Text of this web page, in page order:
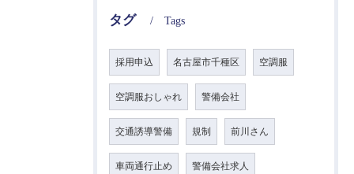
タグ Tags
採用申込 名古屋市千種区 空調服
空調服おしゃれ 警備会社
交通誘導警備 規制 前川さん
車両通行止め 警備会社求人